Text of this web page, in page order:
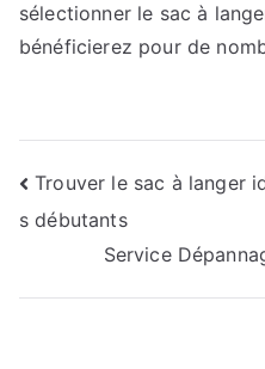
sélectionner le sac à
bénéficierez pour de
Navigation
de
l’article
Trouver le sac à langer
s débutants
Service